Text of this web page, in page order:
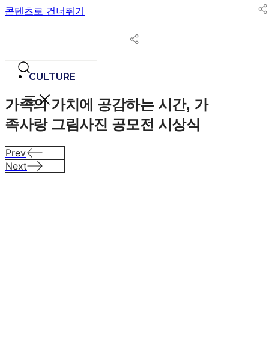
콘텐츠로 건너뛰기
CULTURE
가족의 가치에 공감하는 시간, 가
족사랑 그림사진 공모전 시상식
Prev
Next